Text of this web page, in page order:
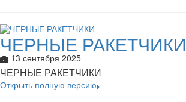
ЧЕРНЫЕ РАКЕТЧИКИ
13 сентября 2025
ЧЕРНЫЕ РАКЕТЧИКИ
Открыть полную версию